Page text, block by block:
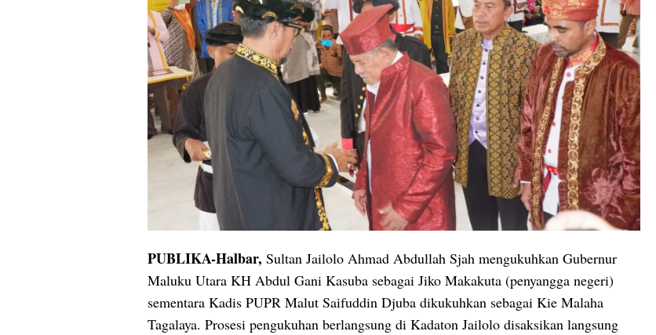
PUBLIKA-Halbar, Sultan Jailolo Ahmad Abdullah Sjah mengukuhkan Gubernur
Maluku Utara KH Abdul Gani Kasuba sebagai Jiko Makakuta (penyangga negeri)
sementara Kadis PUPR Malut Saifuddin Djuba dikukuhkan sebagai Kie Malaha
Tagalaya. Prosesi pengukuhan berlangsung di Kadaton Jailolo disaksikan langsung